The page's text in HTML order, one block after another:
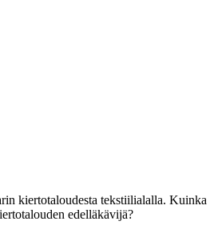
kiertotaloudesta tekstiilialalla. Kuinka
edelläkävijä?